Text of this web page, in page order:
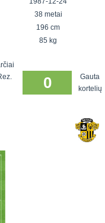
Vilnius
38 metai
196 cm
85 kg
0
Gauta
kortelių